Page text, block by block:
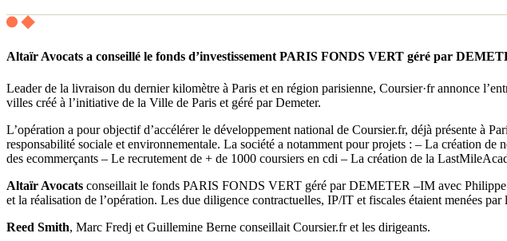
Altaïr Avocats a conseillé le fonds d’investissement PARIS FONDS VERT géré par
Leader de la livraison du dernier kilomètre à Paris et en région parisienne, Coursier·fr annonce
villes créé à l’initiative de la Ville de Paris et géré par Demeter.
L’opération a pour objectif d’accélérer le développement national de Coursier.fr, déjà présente à
responsabilité sociale et environnementale. La société a notamment pour projets : – La création
des ecommerçants – Le recrutement de + de 1000 coursiers en cdi – La création de la
Altaïr Avocats conseillait le fonds PARIS FONDS VERT géré par DEMETER –IM avec Philippe
et la réalisation de l’opération. Les due diligence contractuelles, IP/IT et fiscales étaient menées par
Reed Smith, Marc Fredj et Guillemine Berne conseillait Coursier.fr et les dirigeants.